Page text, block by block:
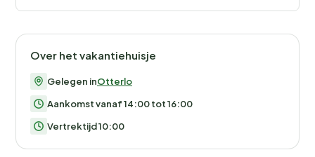
Over het vakantiehuisje
Gelegen inOtterlo
Aankomst vanaf 14:00 tot 16:00
Vertrektijd 10:00